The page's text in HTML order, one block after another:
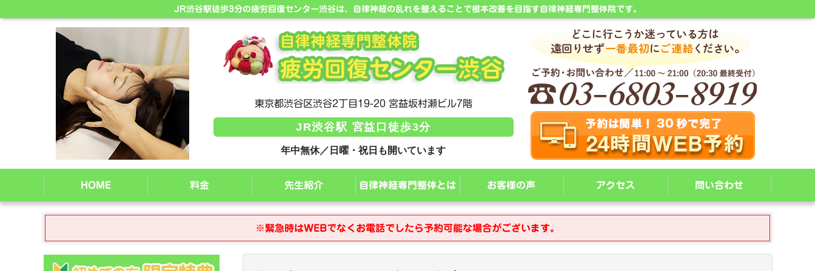
JR渋谷駅徒歩3分の疲労回復センター渋谷は、自律神経の乱れを整えることで根本改善を目指す自律神経専門整体院です。
東京都渋谷区渋谷2丁目19-20 宮益坂村瀬ビル7階
JR渋谷駅 宮益口徒歩3分
年中無休／日曜・祝日も開いています
HOME 料金 先生紹介 自律神経専門整体とは お客様の声 アクセス 問い合わせ
※緊急時はWEBでなくお電話でしたら予約可能な場合がございます。